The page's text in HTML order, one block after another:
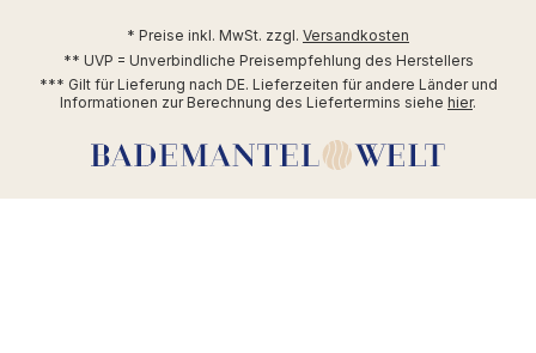
* Preise inkl. MwSt. zzgl. Versandkosten
** UVP = Unverbindliche Preisempfehlung des Herstellers
*** Gilt für Lieferung nach DE. Lieferzeiten für andere Länder und
Informationen zur Berechnung des Liefertermins siehe hier.